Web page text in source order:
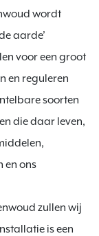
wordt
aarde’
voor een groot
en reguleren
soorten
die daar leven,
en ons
zullen wij
is een